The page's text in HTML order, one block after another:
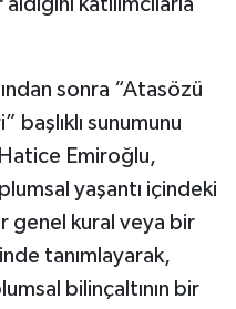
sonra “Atasözü
başlıklı sunumunu
Emiroğlu,
yaşantı içindeki
genel kural veya bir
tanımlayarak,
bilinçaltının bir